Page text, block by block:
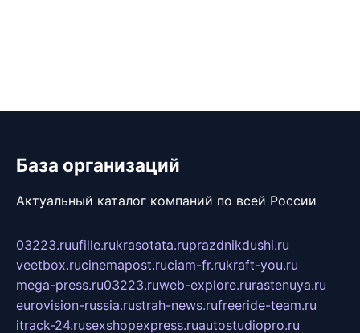
База организаций
Актуальный каталог компаний по всей России
03223.ruufille.rukrasotata.ruprazdnikdushi.ru
veetbox.rucinemapost.ruciam-fr.rukraft-you.ru
mega-press.ru03223.ruweb-explore.rurastenuya.ru
eurovision-russia.rustrah-news.rufreeride-team.ru
itrack-24.rusexshopexpress.ruautostudiopro.ru